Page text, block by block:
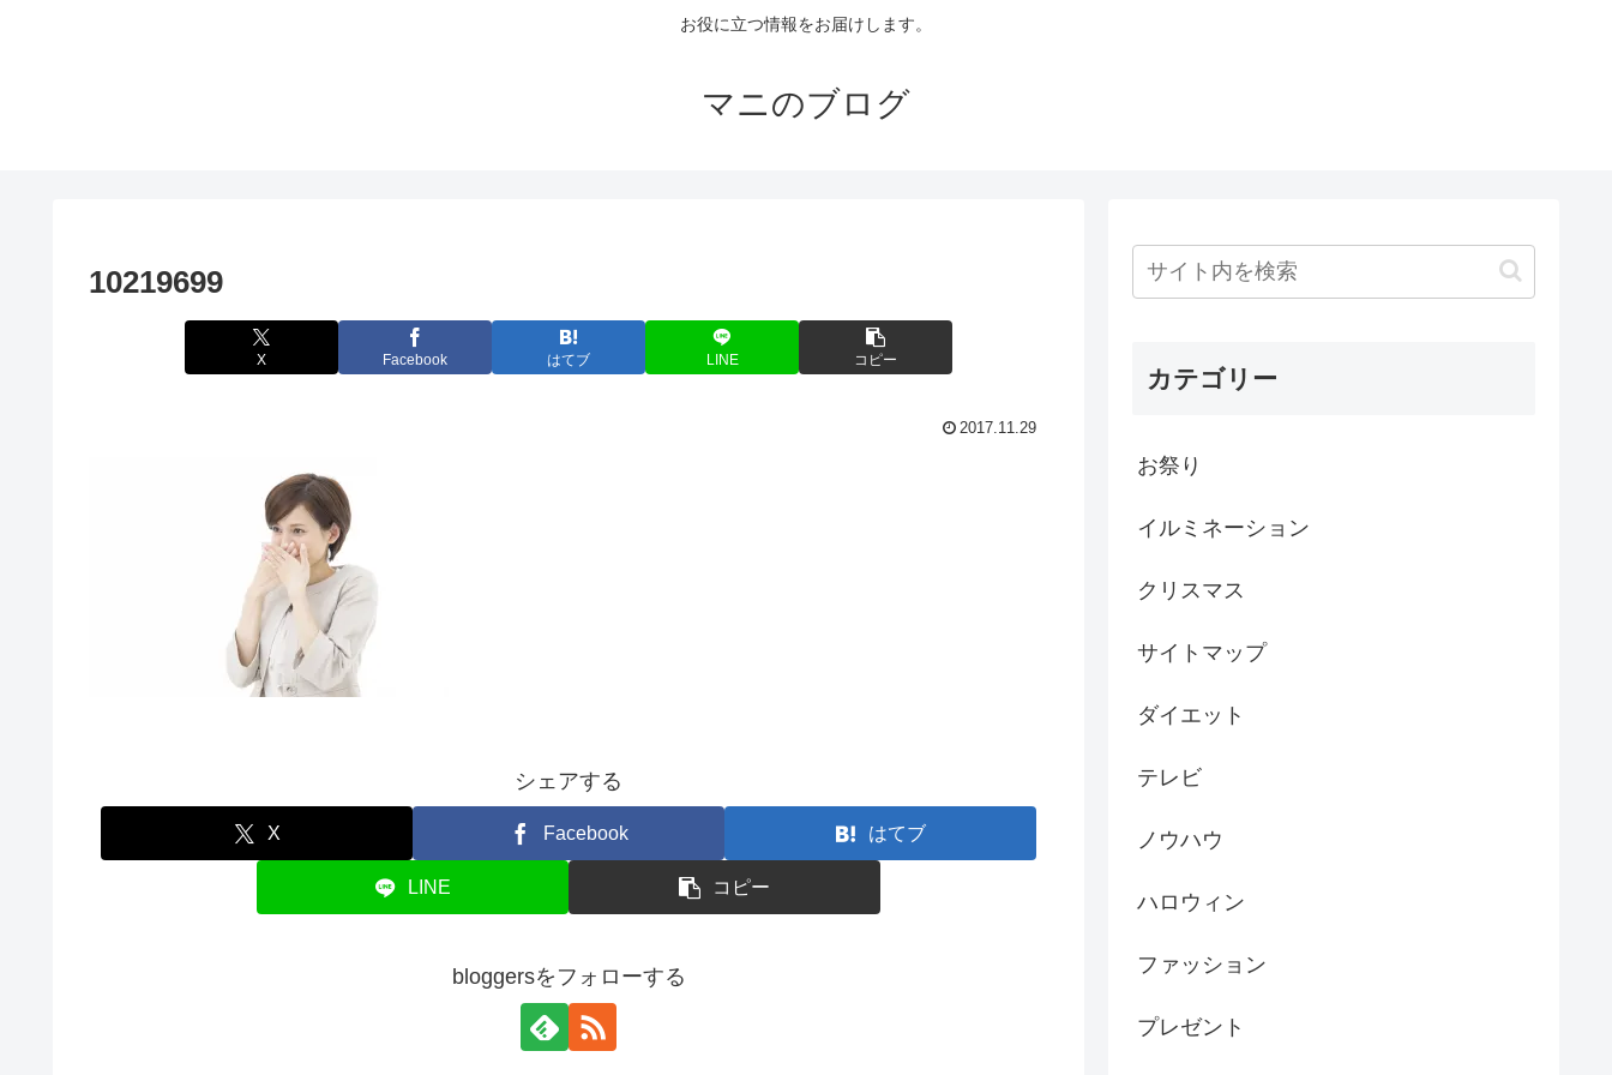
お役に立つ情報をお届けします。
マニのブログ
10219699
X Facebook はてブ LINE コピー
2017.11.29
シェアする
X Facebook はてブ
LINE コピー
bloggersをフォローする
カテゴリー
お祭り
イルミネーション
クリスマス
サイトマップ
ダイエット
テレビ
ノウハウ
ハロウィン
ファッション
プレゼント